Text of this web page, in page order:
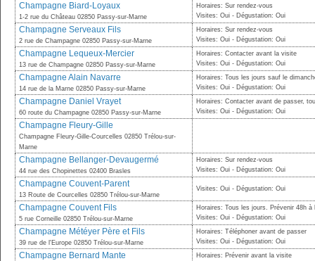
Champagne Biard-Loyaux
1-2 rue du Château 02850 Passy-sur-Marne
Horaires: Sur rendez-vous
Visites: Oui - Dégustation: Oui
Champagne Serveaux Fils
2 rue de Champagne 02850 Passy-sur-Marne
Horaires: Sur rendez-vous
Visites: Oui - Dégustation: Oui
Champagne Lequeux-Mercier
13 rue de Champagne 02850 Passy-sur-Marne
Horaires: Contacter avant la visite
Visites: Oui - Dégustation: Oui
Champagne Alain Navarre
14 rue de la Marne 02850 Passy-sur-Marne
Horaires: Tous les jours sauf le
Visites: Oui - Dégustation: Oui
Champagne Daniel Vrayet
60 route du Champagne 02850 Passy-sur-Marne
Horaires: Contacter avant de passer,
Visites: Oui - Dégustation: Oui
Champagne Fleury-Gille
Champagne Fleury-Gille-Courcelles 02850 Trélou-sur-
Marne
Champagne Bellanger-Devaugermé
44 rue des Chopinettes 02400 Brasles
Horaires: Sur rendez-vous
Visites: Oui - Dégustation: Oui
Champagne Couvent-Parent
13 Route de Courcelles 02850 Trélou-sur-Marne
Visites: Oui - Dégustation: Oui
Champagne Couvent Fils
5 rue Corneille 02850 Trélou-sur-Marne
Horaires: Tous les jours. Prévenir 48h à
Visites: Oui - Dégustation: Oui
Champagne Météyer Père et Fils
39 rue de l'Europe 02850 Trélou-sur-Marne
Horaires: Téléphoner avant de passer
Visites: Oui - Dégustation: Oui
Champagne Bernard Mante
Horaires: Prévenir avant la visite